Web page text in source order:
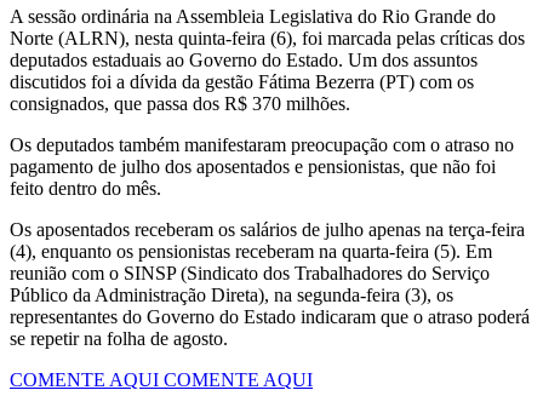
A sessão ordinária na Assembleia Legislativa do Rio Grande do
Norte (ALRN), nesta quinta-feira (6), foi marcada pelas críticas dos
deputados estaduais ao Governo do Estado. Um dos assuntos
discutidos foi a dívida da gestão Fátima Bezerra (PT) com os
consignados, que passa dos R$ 370 milhões.
Os deputados também manifestaram preocupação com o atraso no
pagamento de julho dos aposentados e pensionistas, que não foi
feito dentro do mês.
Os aposentados receberam os salários de julho apenas na terça-feira
(4), enquanto os pensionistas receberam na quarta-feira (5). Em
reunião com o SINSP (Sindicato dos Trabalhadores do Serviço
Público da Administração Direta), na segunda-feira (3), os
representantes do Governo do Estado indicaram que o atraso poderá
se repetir na folha de agosto.
COMENTE AQUI COMENTE AQUI